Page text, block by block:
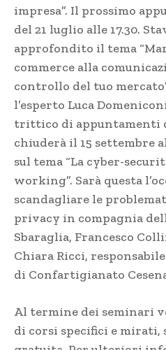
impresa”. Il prossimo
del 21 luglio alle 17.30.
approfondito il tema
commerce alla
controllo del tuo
l’esperto Luca
trittico di appuntamenti
chiuderà il 15 settembre
sul tema “La cyber-
working”. Sarà questa
scandagliare le
privacy in compagnia
Sbaraglia, Francesco
Chiara Ricci,
di Confartigianato
Al termine dei seminari
di corsi specifici e mirati,